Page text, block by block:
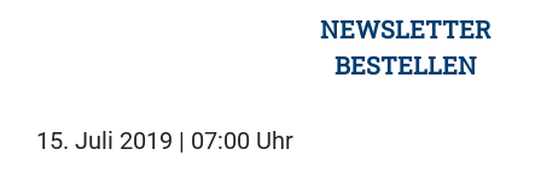
NEWSLETTER
BESTELLEN
15. Juli 2019 | 07:00 Uhr